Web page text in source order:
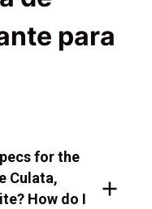
para
for the
Culata,
How do I